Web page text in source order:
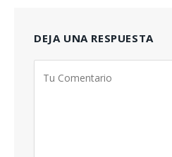
DEJA UNA RESPUESTA